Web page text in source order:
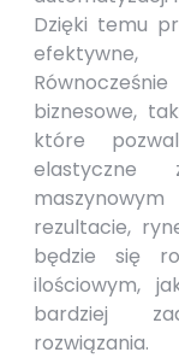
Dzięki temu
efektywne,
biznesowe,
które
elastyczne
rezultacie,
będzie się
ilościowym,
bardziej
rozwiązania.